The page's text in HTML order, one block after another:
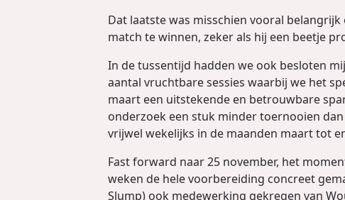
Dat laatste was misschien vooral
match te winnen, zeker als hij een beetje
In de tussentijd hadden we ook besloten
aantal vruchtbare sessies waarbij we het
maart een uitstekende en betrouwbare
onderzoek een stuk minder toernooien
vrijwel wekelijks in de maanden maart tot
Fast forward naar 25 november, het
weken de hele voorbereiding concreet
Slump) ook medewerking gekregen van